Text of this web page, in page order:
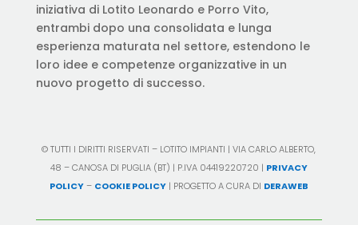
iniziativa di Lotito Leonardo e Porro Vito,
entrambi dopo una consolidata e lunga
esperienza maturata nel settore, estendono le
loro idee e competenze organizzative in un
nuovo progetto di successo.
© TUTTI I DIRITTI RISERVATI – LOTITO IMPIANTI | VIA CARLO ALBERTO,
48 – CANOSA DI PUGLIA (BT) | P.IVA 04419220720 | PRIVACY
POLICY– COOKIE POLICY| PROGETTO A CURA DI DERAWEB